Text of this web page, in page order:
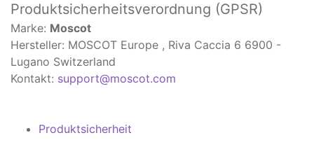
Produktsicherheitsverordnung (GPSR)
Marke: Moscot
Hersteller: MOSCOT Europe , Riva Caccia 6 6900 -
Lugano Switzerland
Kontakt: support@moscot.com
Produktsicherheit